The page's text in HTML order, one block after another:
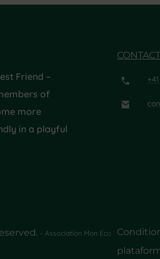
Friend –
of
more
in a playful
– Association Mon Eco